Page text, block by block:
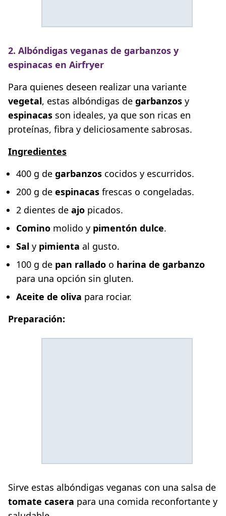
2. Albóndigas veganas de garbanzos y
espinacas en Airfryer
Para quienes deseen realizar una variante
vegetal, estas albóndigas de garbanzos y
espinacas son ideales, ya que son ricas en
proteínas, fibra y deliciosamente sabrosas.
Ingredientes
400 g de garbanzos cocidos y escurridos.
200 g de espinacas frescas o congeladas.
2 dientes de ajo picados.
Comino molido y pimentón dulce.
Sal y pimienta al gusto.
100 g de pan rallado o harina de garbanzo
para una opción sin gluten.
Aceite de oliva para rociar.
Preparación:
Sirve estas albóndigas veganas con una salsa de
tomate casera para una comida reconfortante y